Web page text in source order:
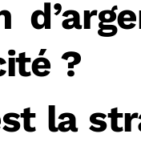
?
la